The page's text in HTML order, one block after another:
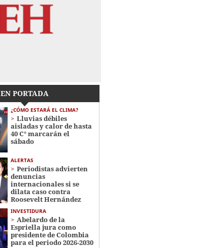
EN PORTADA
¿CÓMO ESTARÁ EL CLIMA?
Lluvias débiles
aisladas y calor de hasta
40 C° marcarán el
sábado
ALERTAS
Periodistas advierten
denuncias
internacionales si se
dilata caso contra
Roosevelt Hernández
INVESTIDURA
Abelardo de la
Espriella jura como
presidente de Colombia
para el periodo 2026-2030